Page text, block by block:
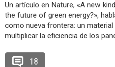
Un artículo en Nature, «A new
the future of green energy?»,
como nueva frontera: un
multiplicar la eficiencia de los
18